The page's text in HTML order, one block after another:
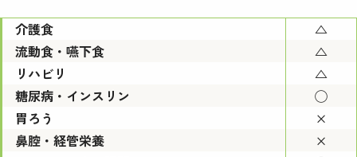
介護食
△
流動食・嚥下食
△
リハビリ
△
糖尿病・インスリン
◯
胃ろう
×
鼻腔・経管栄養
×